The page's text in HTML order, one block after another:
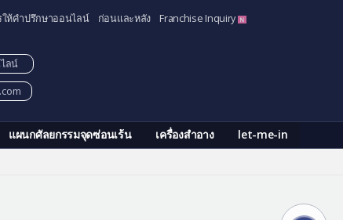
ให้คำปรึกษาออนไลน์ ก่อนและหลัง Franchise Inquiry
แผนกศัลยกรรมจุดซ่อนเร้น เครื่องสำอาง
let-me-in
ลน์